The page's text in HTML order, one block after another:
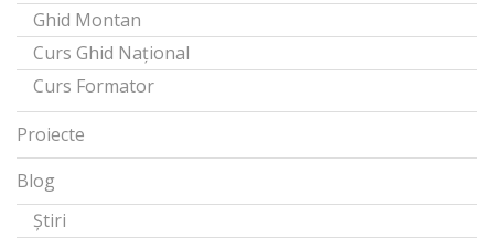
Ghid Montan
Curs Ghid Național
Curs Formator
Proiecte
Blog
Știri